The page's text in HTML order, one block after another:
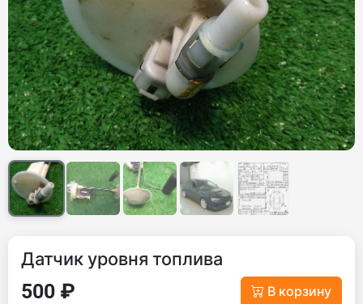
Датчик уровня топлива
500 ₽ В корзину